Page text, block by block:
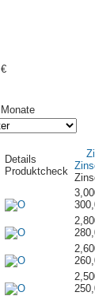
€
Monate
Details
Produktcheck